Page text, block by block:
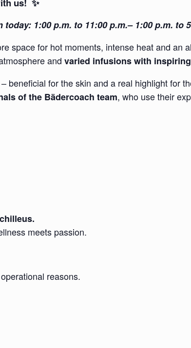
today: 1:00 p.m. to 11:00 p.m.– 1:00 p.m. to
space for hot moments, intense heat and an
and varied infusions with
– beneficial for the skin and a real highlight for
of the Bädercoach team, who use their
meets passion.
reasons.